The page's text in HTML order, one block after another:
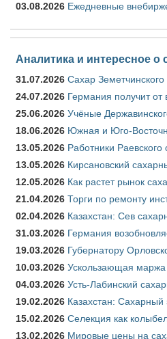
03.08.2026 Ежедневные
Аналитика и интересное о
31.07.2026 Сахар
24.07.2026 Германия получит
25.06.2026 Учёные
18.06.2026 Южная и Юго-
13.05.2026 Работники Раевского
13.05.2026 Кирсановский
12.05.2026 Как растет рынок
21.04.2026 Торги по ремонту
02.04.2026 Казахстан: Сев
31.03.2026 Германия
19.03.2026 Губернатору
10.03.2026 Ускользающая маржа
04.03.2026 Усть-Лабинский
19.02.2026 Казахстан: Сахарный
15.02.2026 Селекция как
13.02.2026 Мировые цены на